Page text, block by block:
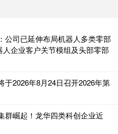
公司已延伸布局机器人多类零部
企业客户关节模组及头部零部
2026年8月24日召开2026年第
群崛起！龙华四类科创企业近